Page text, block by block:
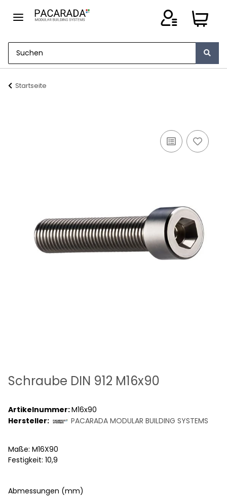
Startseite
Schraube DIN 912 M16x90
Artikelnummer:M16x90
Hersteller:
PACARADA MODULAR BUILDING SYSTEMS
Maße: M16X90
Festigkeit: 10,9
Abmessungen (mm)